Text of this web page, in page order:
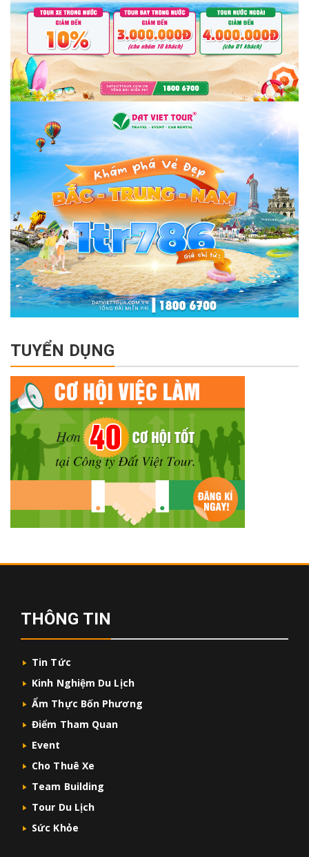
TUYỂN DỤNG
THÔNG TIN
Tin Tức
Kinh Nghiệm Du Lịch
Ẩm Thực Bốn Phương
Điểm Tham Quan
Event
Cho Thuê Xe
Team Building
Tour Du Lịch
Sức Khỏe